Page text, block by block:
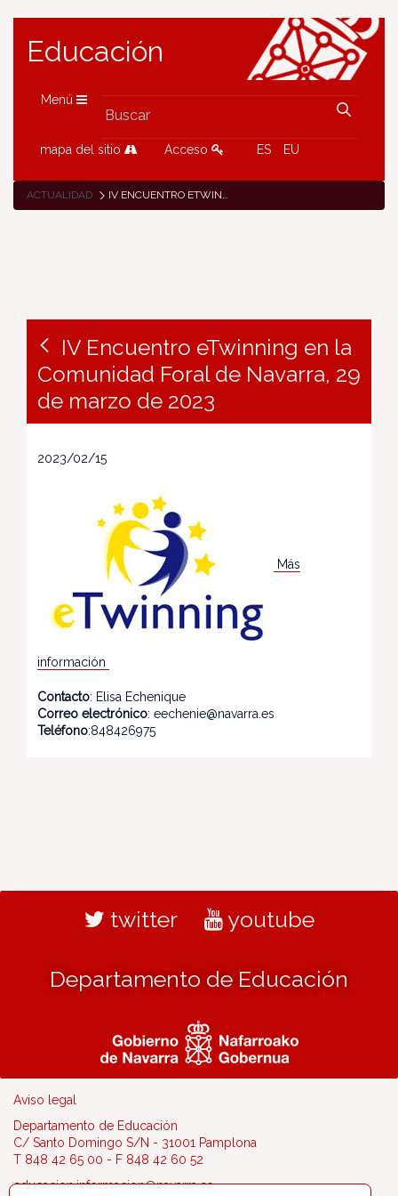
Educación
Menú
mapa del sitio Acceso ES EU
ACTUALIDAD IV ENCUENTRO ETWINNING EN LA COMUNIDAD FORAL DE NAVARRA, 29 DE MARZO DE 2023
IV Encuentro eTwinning en la
Comunidad Foral de Navarra, 29
de marzo de 2023
2023/02/15
Más
información
Contacto: Elisa Echenique
Correo electrónico: eechenie@navarra.es
Teléfono:848426975
twitter youtube
Departamento de Educación
Aviso legal
Departamento de Educación
C/ Santo Domingo S/N - 31001 Pamplona
T 848 42 65 00 - F 848 42 60 52
educacion.informacion@navarra.es